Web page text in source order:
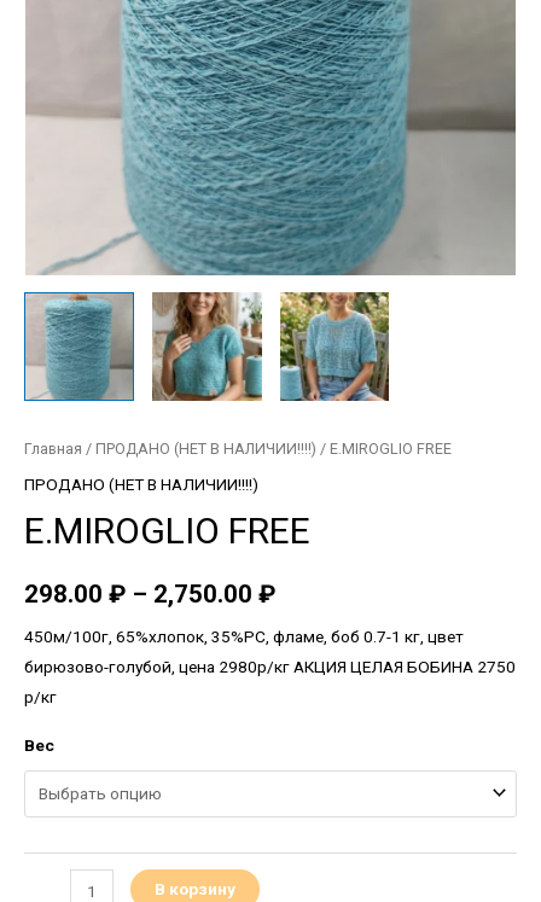
Главная / ПРОДАНО (НЕТ В НАЛИЧИИ!!!!) / E.MIROGLIO FREE
ПРОДАНО (НЕТ В НАЛИЧИИ!!!!)
E.MIROGLIO FREE
298.00 ₽ – 2,750.00 ₽
450м/100г, 65%хлопок, 35%PC, фламе, боб 0.7-1 кг, цвет
бирюзово-голубой, цена 2980р/кг АКЦИЯ ЦЕЛАЯ БОБИНА 2750
р/кг
Вес
В корзину